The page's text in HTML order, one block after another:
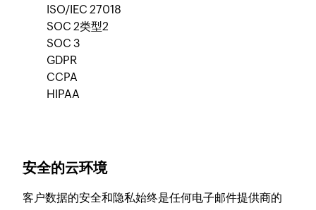
ISO/IEC 27018
SOC 2类型2
SOC 3
GDPR
CCPA
HIPAA
安全的云环境
客户数据的安全和隐私始终是任何电子邮件提供商的